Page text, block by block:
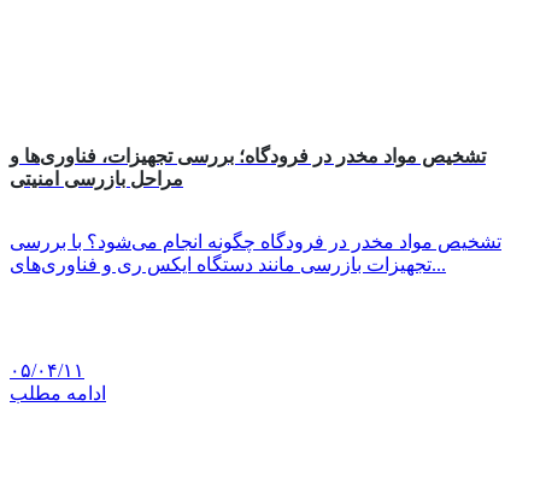
تشخیص مواد مخدر در فرودگاه؛ بررسی تجهیزات، فناوری‌ها و
مراحل بازرسی امنیتی
تشخیص مواد مخدر در فرودگاه چگونه انجام می‌شود؟ با بررسی
تجهیزات بازرسی مانند دستگاه ایکس ری و فناوری‌های...
۰۵/۰۴/۱۱
ادامه مطلب